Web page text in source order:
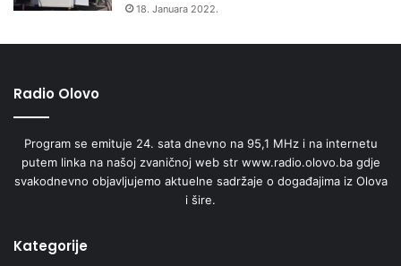
18. Januara 2022.
Radio Olovo
Program se emituje 24. sata dnevno na 95,1 MHz i na internetu
putem linka na našoj zvaničnoj web str www.radio.olovo.ba gdje
svakodnevno objavljujemo aktuelne sadržaje o događajima iz Olova
i šire.
Kategorije